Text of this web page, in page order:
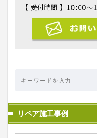
リペア施工事例